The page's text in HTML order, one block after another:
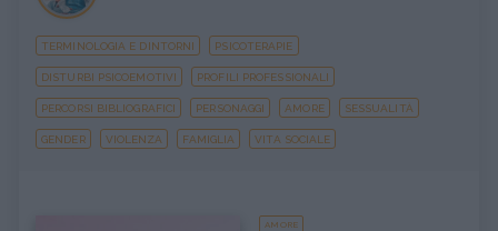
TERMINOLOGIA E DINTORNI PSICOTERAPIE
DISTURBI PSICOEMOTIVI PROFILI PROFESSIONALI
PERCORSI BIBLIOGRAFICI PERSONAGGI AMORE SESSUALITÀ
GENDER VIOLENZA FAMIGLIA VITA SOCIALE
AMORE